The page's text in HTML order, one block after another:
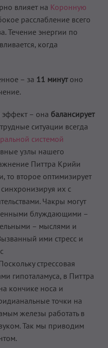
влияет на Коронную
расслабление всего
Течение энергии по
когда
– за 11 минутоно
– она балансирует
ситуации всегда
системой
узлы нашего
Питтра Крийи
то второе оптимизирует
их с
Чакры могут
блуждающими –
– мыслями и
ими стресс и
стрессовая
гипоталамуса, в Питтра
кончике носа и
точки на
железы работать в
Так мы приводим